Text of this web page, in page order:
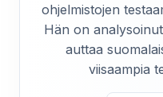
ohjelmistojen
Hän on
auttaa
viisaampia